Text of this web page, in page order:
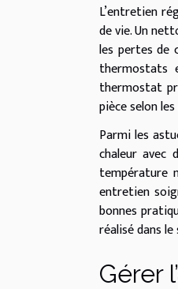
L’entretien
de vie. Un
les pertes de
thermostats
thermostat
pièce selon
Parmi les
chaleur
température
entretien
bonnes
réalisé dans
Gérer